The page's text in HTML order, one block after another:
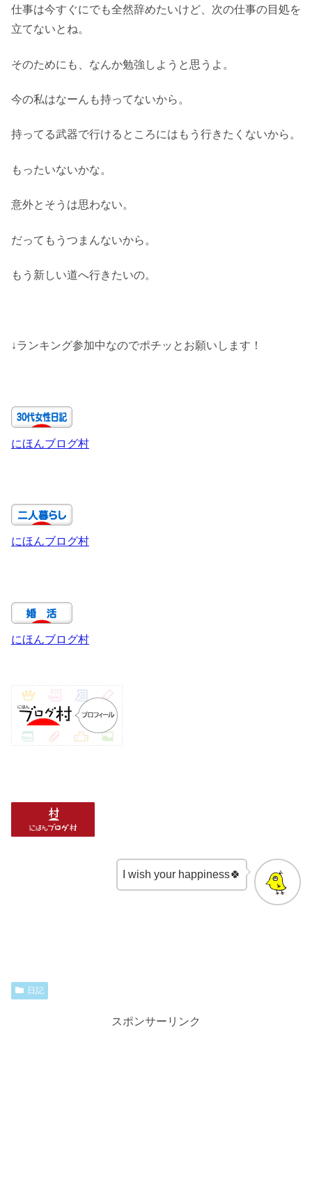
仕事は今すぐにでも全然辞めたいけど、次の仕事の目処を
立てないとね。
そのためにも、なんか勉強しようと思うよ。
今の私はなーんも持ってないから。
持ってる武器で行けるところにはもう行きたくないから。
もったいないかな。
意外とそうは思わない。
だってもうつまんないから。
もう新しい道へ行きたいの。
↓ランキング参加中なのでポチッとお願いします！
にほんブログ村
にほんブログ村
にほんブログ村
I wish your happiness🍀
日記
スポンサーリンク